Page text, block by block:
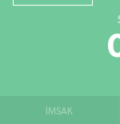
İMSAK